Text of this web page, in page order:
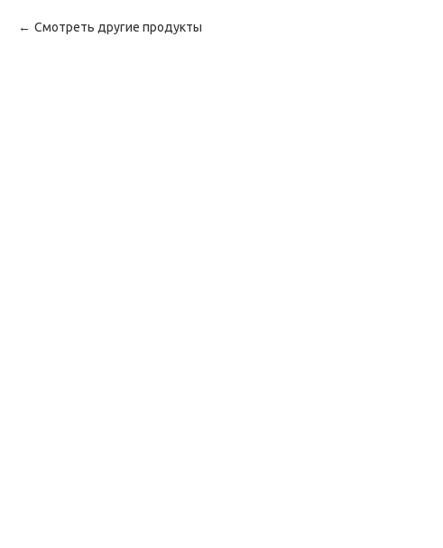
Смотреть другие продукты